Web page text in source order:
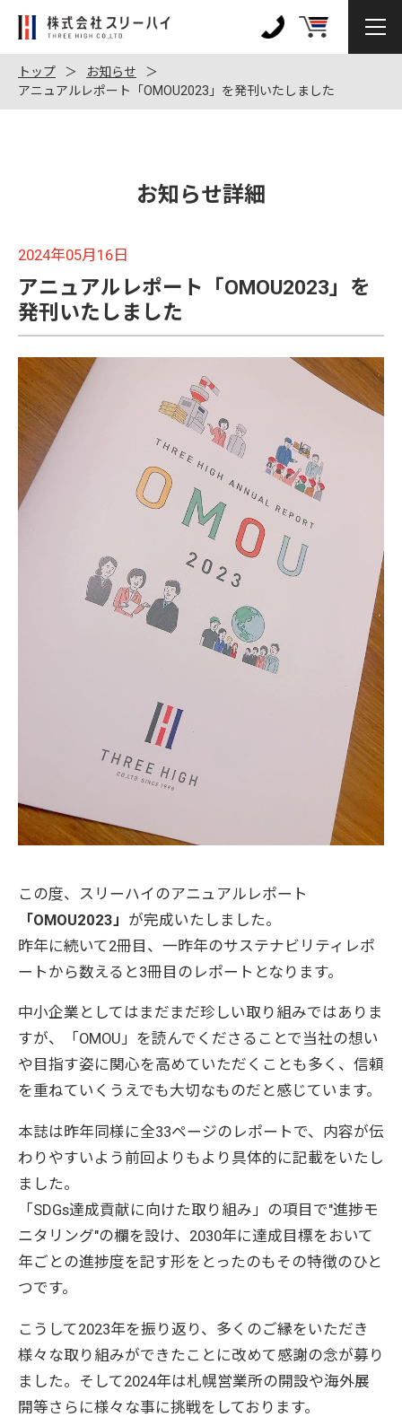
株
会
社
ス
128
トップ
お知らせ
アニュアルレポート「OMOU2023」を発刊いたしました
お知らせ詳細
2024年05月16日
アニュアルレポート「OMOU2023」を
発刊いたしました
この度、スリーハイのアニュアルレポート
「OMOU2023」 が完成いたしました。
昨年に続いて2冊目、一昨年のサステナビリティレポ
ートから数えると3冊目のレポートとなります。
中小企業としてはまだまだ珍しい取り組みではありま
すが、「OMOU」を読んでくださることで当社の想い
や目指す姿に関心を高めていただくことも多く、信頼
を重ねていくうえでも大切なものだと感じています。
本誌は昨年同様に全33ページのレポートで、内容が伝
わりやすいよう前回よりもより具体的に記載をいたし
ました。
「SDGs達成貢献に向けた取り組み」の項目で"進捗モ
ニタリング"の欄を設け、2030年に達成目標をおいて
年ごとの進捗度を記す形をとったのもその特徴のひと
つです。
こうして2023年を振り返り、多くのご縁をいただき
様々な取り組みができたことに改めて感謝の念が募り
ました。そして2024年は札幌営業所の開設や海外展
開等さらに様々な事に挑戦をしております。